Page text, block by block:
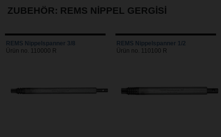
ZUBEHÖR: REMS NIPPEL GERGISI
REMS Nippelspanner 3/8
Ürün no. 110000 R
REMS Nippelspanner 1/2
Ürün no. 110100 R